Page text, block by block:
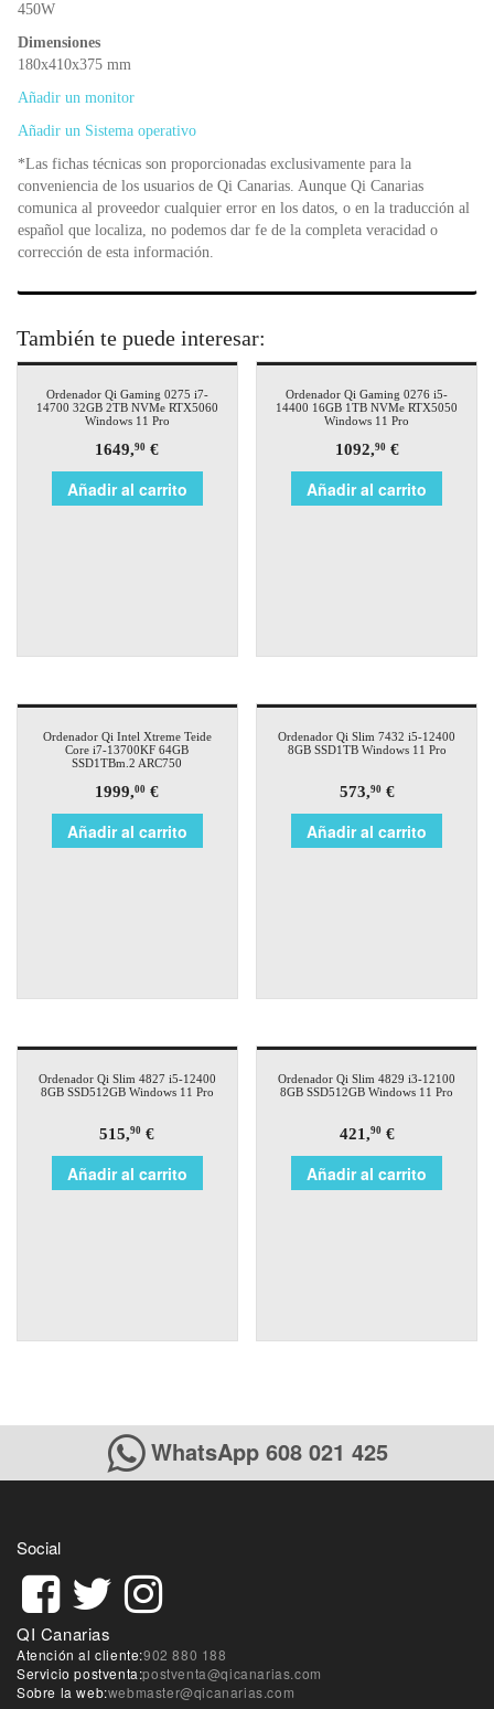
450W
Dimensiones
180x410x375 mm
Añadir un monitor
Añadir un Sistema operativo
*Las fichas técnicas son proporcionadas exclusivamente para la
conveniencia de los usuarios de Qi Canarias. Aunque Qi Canarias
comunica al proveedor cualquier error en los datos, o en la traducción al
español que localiza, no podemos dar fe de la completa veracidad o
corrección de esta información.
También te puede interesar:
Ordenador Qi Gaming 0275 i7-
14700 32GB 2TB NVMe RTX5060
Windows 11 Pro
1649,90 €
Añadir al carrito
Ordenador Qi Gaming 0276 i5-
14400 16GB 1TB NVMe RTX5050
Windows 11 Pro
1092,90€
Añadir al carrito
Ordenador Qi Intel Xtreme Teide
Core i7-13700KF 64GB
SSD1TBm.2 ARC750
1999,00 €
Añadir al carrito
Ordenador Qi Slim 7432 i5-12400
8GB SSD1TB Windows 11 Pro
573,90€
Añadir al carrito
Ordenador Qi Slim 4827 i5-12400
8GB SSD512GB Windows 11 Pro
515,90 €
Añadir al carrito
Ordenador Qi Slim 4829 i3-12100
8GB SSD512GB Windows 11 Pro
421,90€
Añadir al carrito
WhatsApp 608 021 425
Social
QI Canarias
Atención al cliente:902 880 188
Servicio postventa:postventa@qicanarias.com
Sobre la web:webmaster@qicanarias.com